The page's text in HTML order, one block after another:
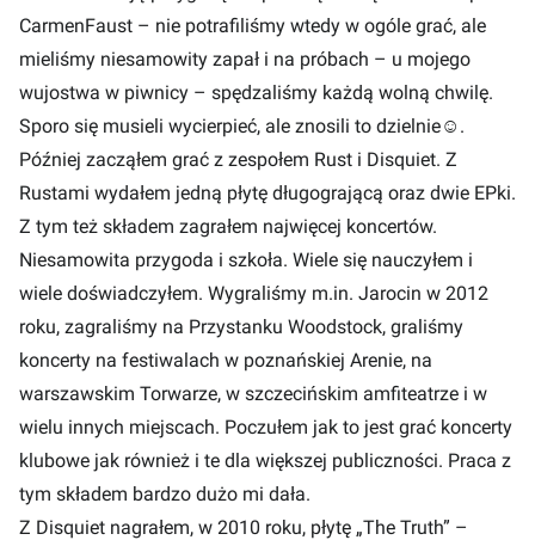
CarmenFaust – nie potrafiliśmy wtedy w ogóle grać, ale
mieliśmy niesamowity zapał i na próbach – u mojego
wujostwa w piwnicy – spędzaliśmy każdą wolną chwilę.
Sporo się musieli wycierpieć, ale znosili to dzielnie☺.
Później zacząłem grać z zespołem Rust i Disquiet. Z
Rustami wydałem jedną płytę długogrającą oraz dwie EPki.
Z tym też składem zagrałem najwięcej koncertów.
Niesamowita przygoda i szkoła. Wiele się nauczyłem i
wiele doświadczyłem. Wygraliśmy m.in. Jarocin w 2012
roku, zagraliśmy na Przystanku Woodstock, graliśmy
koncerty na festiwalach w poznańskiej Arenie, na
warszawskim Torwarze, w szczecińskim amfiteatrze i w
wielu innych miejscach. Poczułem jak to jest grać koncerty
klubowe jak również i te dla większej publiczności. Praca z
tym składem bardzo dużo mi dała.
Z Disquiet nagrałem, w 2010 roku, płytę „The Truth” –